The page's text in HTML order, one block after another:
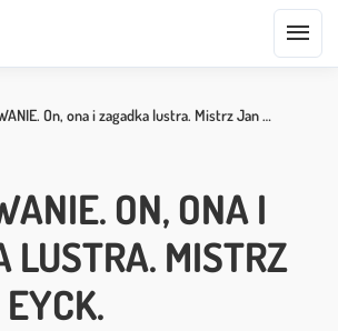
menu
On, ona i zagadka lustra. Mistrz Jan …
ON, ONA I
LUSTRA. MISTRZ